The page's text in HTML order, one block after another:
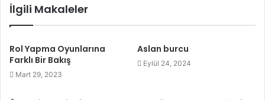
İlgili Makaleler
Rol Yapma Oyunlarına
Farklı Bir Bakış
Mart 29, 2023
Aslan burcu
Eylül 24, 2024